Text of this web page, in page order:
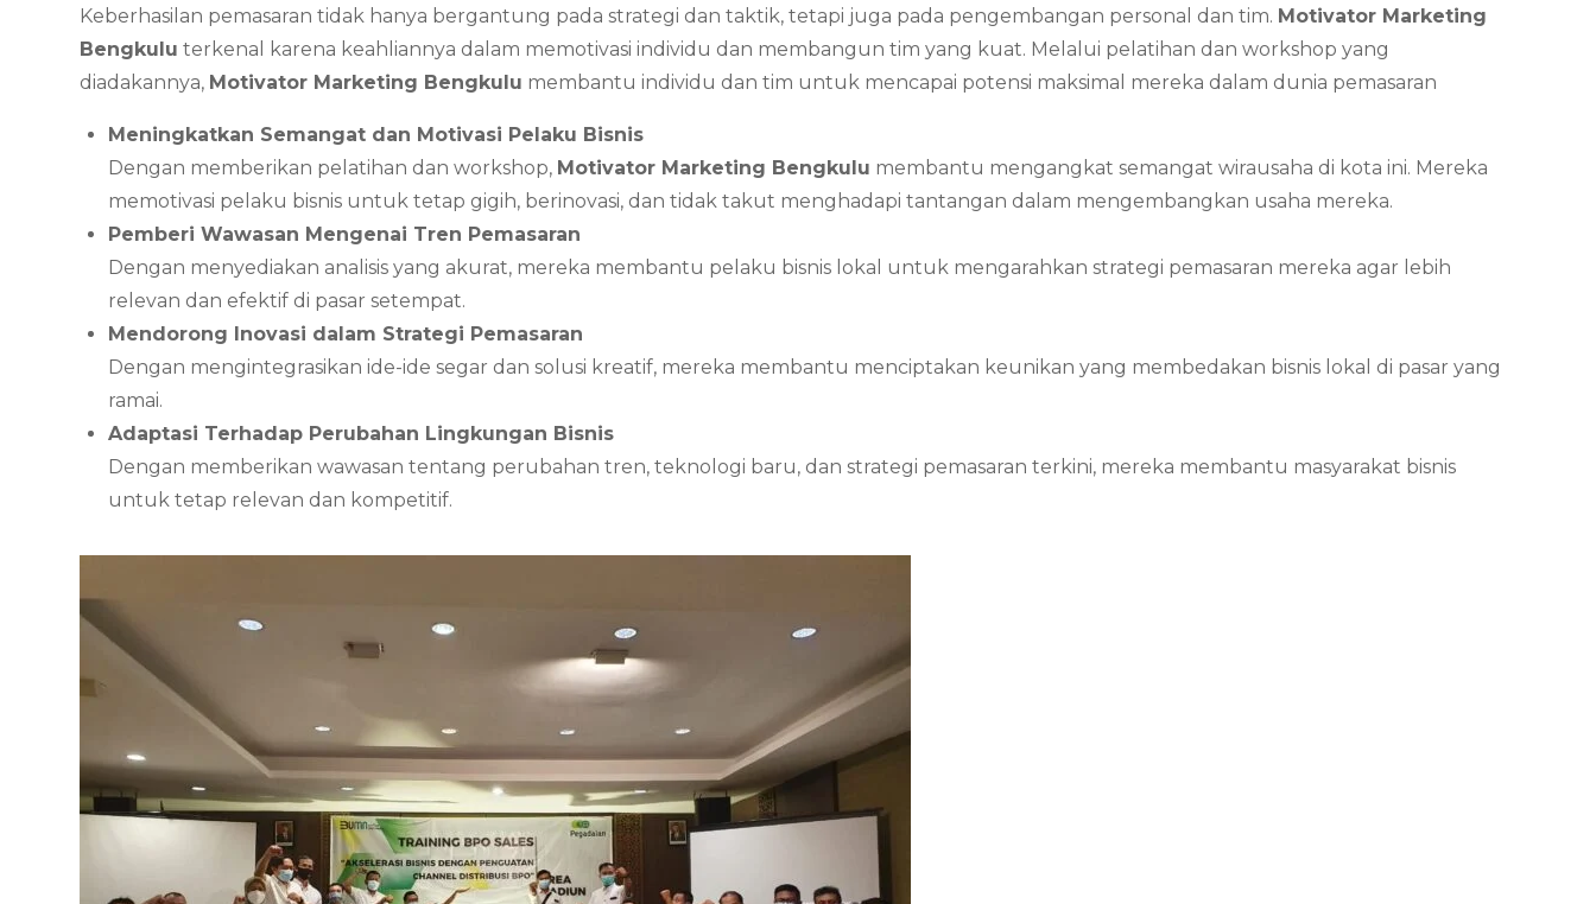
Keberhasilan pemasaran tidak hanya bergantung pada strategi dan taktik, tetapi juga pada pengembangan personal dan tim. Motivator Marketing
Bengkulu terkenal karena keahliannya dalam memotivasi individu dan membangun tim yang kuat. Melalui pelatihan dan workshop yang
diadakannya, Motivator Marketing Bengkulu membantu individu dan tim untuk mencapai potensi maksimal mereka dalam dunia pemasaran
Meningkatkan Semangat dan Motivasi Pelaku Bisnis
Dengan memberikan pelatihan dan workshop, Motivator Marketing Bengkulu membantu mengangkat semangat wirausaha di kota ini. Mereka
memotivasi pelaku bisnis untuk tetap gigih, berinovasi, dan tidak takut menghadapi tantangan dalam mengembangkan usaha mereka.
Pemberi Wawasan Mengenai Tren Pemasaran
Dengan menyediakan analisis yang akurat, mereka membantu pelaku bisnis lokal untuk mengarahkan strategi pemasaran mereka agar lebih
relevan dan efektif di pasar setempat.
Mendorong Inovasi dalam Strategi Pemasaran
Dengan mengintegrasikan ide-ide segar dan solusi kreatif, mereka membantu menciptakan keunikan yang membedakan bisnis lokal di pasar yang
ramai.
Adaptasi Terhadap Perubahan Lingkungan Bisnis
Dengan memberikan wawasan tentang perubahan tren, teknologi baru, dan strategi pemasaran terkini, mereka membantu masyarakat bisnis
untuk tetap relevan dan kompetitif.